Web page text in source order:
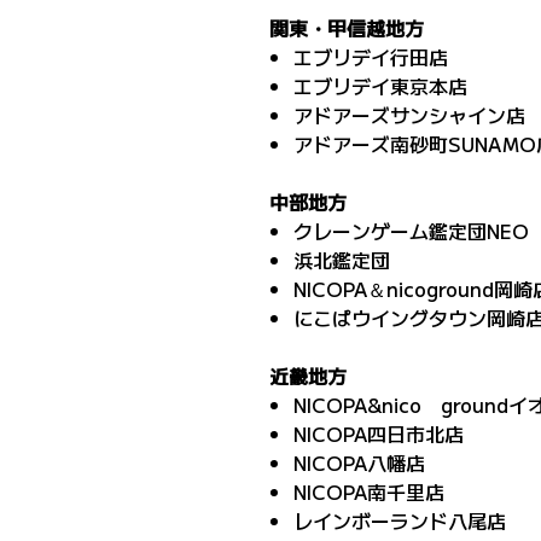
関東・甲信越地方
エブリデイ行田店
エブリデイ東京本店
アドアーズサンシャイン店
アドアーズ南砂町SUNAMO
中部地方
クレーンゲーム鑑定団NEO
浜北鑑定団
NICOPA＆nicoground岡崎
にこぱウイングタウン岡崎
近畿地方
NICOPA&nico groundイ
NICOPA四日市北店
NICOPA八幡店
NICOPA南千里店
レインボーランド八尾店